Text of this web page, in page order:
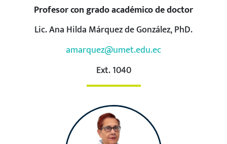
Profesor con grado académico de doctor
Lic. Ana Hilda Márquez de González, PhD.
amarquez@umet.edu.ec
Ext. 1040